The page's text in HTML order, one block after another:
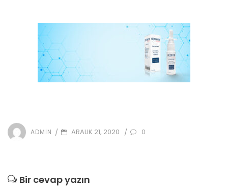
ADMIN / POSTED
ARALIK 21, 2020 / 0
Bir cevap yazın